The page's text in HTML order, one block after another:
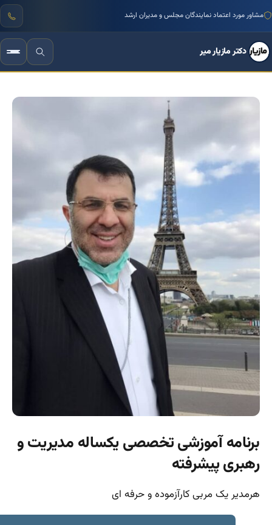
منتور بیش از ۱۰۰۰ کسب‌وکار ایرانی
دکتر مازیار میر
برنامه آموزشی تخصصی یکساله مدیریت و
رهبری پیشرفته
هرمدیر یک مربی کارآزموده و حرفه ای